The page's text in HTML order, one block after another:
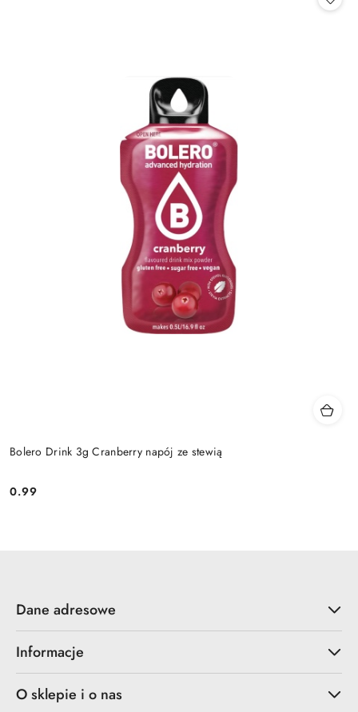
Bolero Drink 3g Cranberry napój ze stewią
Cena:
0.99
Dane adresowe
Informacje
O sklepie i o nas